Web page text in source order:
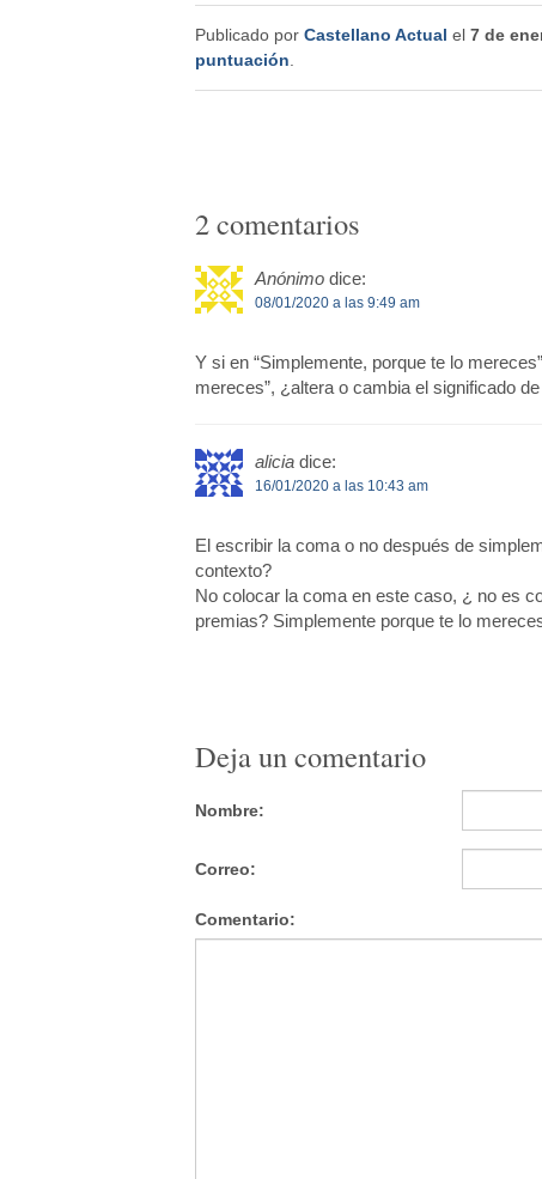
Publicado por Castellano Actual el 7 de
puntuación
2 comentarios
Anónimo dice:
08/01/2020 a las 9:49 am
Y si en “Simplemente, porque te lo
mereces”, ¿altera o cambia el significado
alicia dice:
16/01/2020 a las 10:43 am
El escribir la coma o no después de
contexto?
No colocar la coma en este caso, ¿ no es
premias? Simplemente porque te lo
Deja un comentario
Nombre:
Correo:
Comentario: